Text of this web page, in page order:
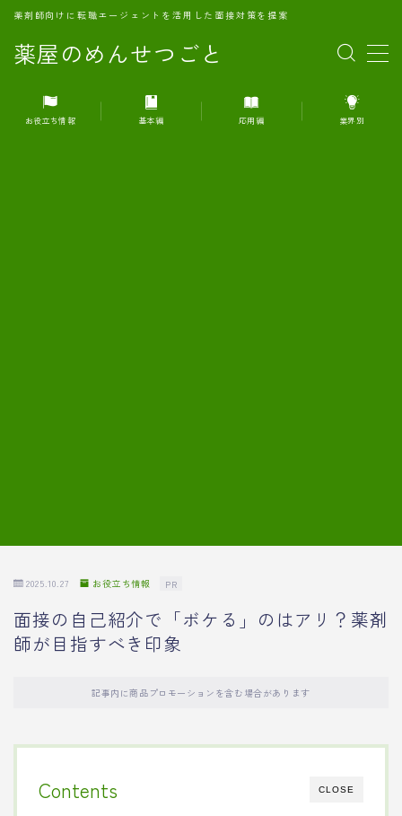
薬屋のめんせつごと
薬剤師向けに転職エージェントを活用した面接対策を提案
MENU
1.転職エージェントとは何か？
お役立ち情報 基本編 応用編 業界別
2025.10.27 お役立ち情報 PR
面接の自己紹介で「ボケる」のはアリ？薬剤
師が目指すべき印象
記事内に商品プロモーションを含む場合があります
CLOSE
Contents